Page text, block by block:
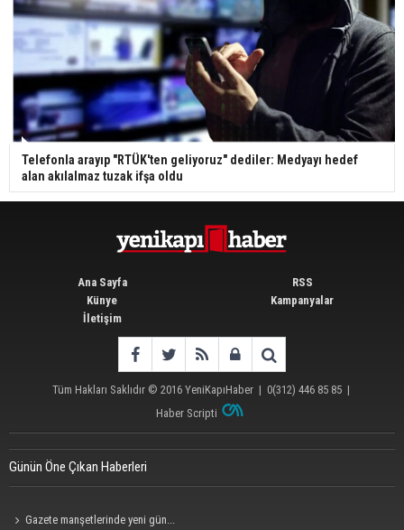
Telefonla arayıp "RTÜK'ten geliyoruz" dediler: Medyayı hedef
alan akılalmaz tuzak ifşa oldu
Ana Sayfa
Künye
İletişim
RSS
Kampanyalar
Tüm Hakları Saklıdır © 2016 YeniKapıHaber| 0(312) 446 85 85|
Haber Scripti
Günün Öne Çıkan Haberleri
Gazete manşetlerinde yeni gün...